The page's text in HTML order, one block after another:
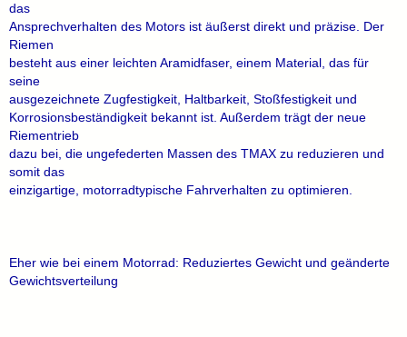
das
Ansprechverhalten des Motors ist äußerst direkt und präzise. Der
Riemen
besteht aus einer leichten Aramidfaser, einem Material, das für
seine
ausgezeichnete Zugfestigkeit, Haltbarkeit, Stoßfestigkeit und
Korrosionsbeständigkeit bekannt ist. Außerdem trägt der neue
Riementrieb
dazu bei, die ungefederten Massen des TMAX zu reduzieren und
somit das
einzigartige, motorradtypische Fahrverhalten zu optimieren.
Eher wie bei einem Motorrad: Reduziertes Gewicht und geänderte
Gewichtsverteilung